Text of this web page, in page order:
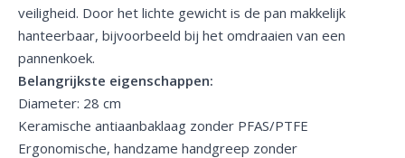
veiligheid. Door het lichte gewicht is de pan makkelijk
hanteerbaar, bijvoorbeeld bij het omdraaien van een
pannenkoek.
Belangrijkste eigenschappen:
Diameter: 28 cm
Keramische antiaanbaklaag zonder PFAS/PTFE
Ergonomische, handzame handgreep zonder